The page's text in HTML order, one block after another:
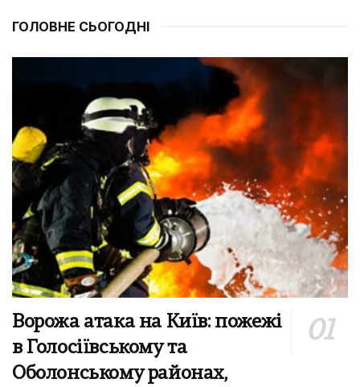
ГОЛОВНЕ СЬОГОДНІ
Ворожа атака на Київ: пожежі
в Голосіївському та
Оболонському районах,